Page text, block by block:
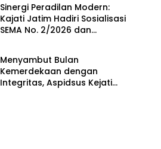
Sinergi Peradilan Modern:
Kajati Jatim Hadiri Sosialisasi
SEMA No. 2/2026 dan
Hukum Kriminal
Menyambut Bulan
Kemerdekaan dengan
Integritas, Aspidsus Kejati